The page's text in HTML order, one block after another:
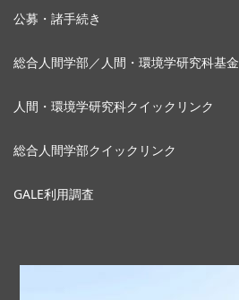
公募・諸手続き
総合人間学部／人間・環境学研究科基金
人間・環境学研究科クイックリンク
総合人間学部クイックリンク
GALE利用調査